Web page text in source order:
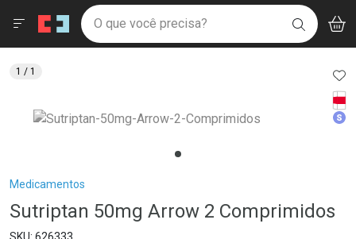
Drogaria São Paulo
Ir direto para a home
pela página
Ir direto para o conteúdo
Ir direto para a busca
Ir direto para a conta
Ir direto para a notificações
Ir direto para o carrinho
Faça a sua busca
O que você precisa? BUSCAR
Menu
Breadcrumb
Medicamentos
Sutriptan 50mg Arrow 2 Comprimidos
1 / 1